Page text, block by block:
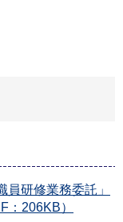
員研修業務委託」
：206KB）